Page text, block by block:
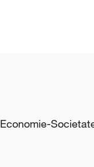
Economie-